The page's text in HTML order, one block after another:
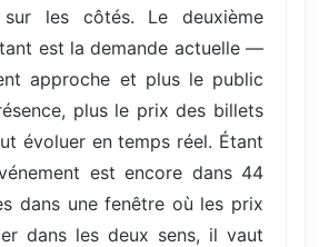
les côtés. Le deuxième
est la demande actuelle —
approche et plus le public
plus le prix des billets
évoluer en temps réel. Étant
est encore dans 44
dans une fenêtre où les prix
dans les deux sens, il vaut